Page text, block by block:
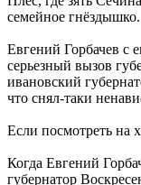
семейное гнёздышко.
Евгений Горбачев с
серьезный вызов
ивановский
что снял-таки
Если посмотреть на
Когда Евгений
губернатор